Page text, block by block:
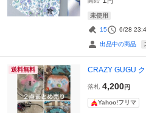
未使用
15 6/28
出品中の商品
送料無料 CRAZY GUGU
落札 4,200円
Yahoo!フリマ